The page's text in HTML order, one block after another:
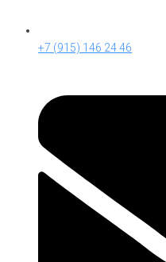
+7 (915) 146 24 46